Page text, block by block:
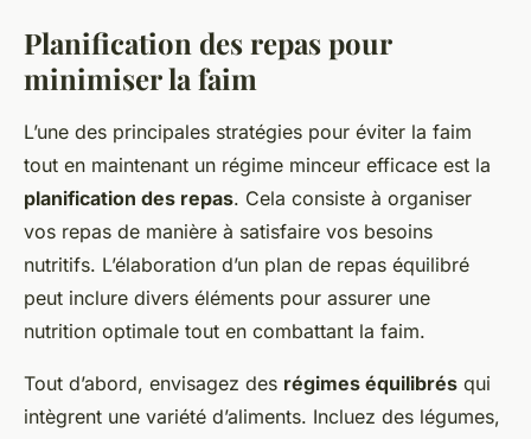
Planification des repas pour
minimiser la faim
L’une des principales stratégies pour éviter la faim
tout en maintenant un régime minceur efficace est la
planification des repas. Cela consiste à organiser
vos repas de manière à satisfaire vos besoins
nutritifs. L’élaboration d’un plan de repas équilibré
peut inclure divers éléments pour assurer une
nutrition optimale tout en combattant la faim.
Tout d’abord, envisagez des régimes équilibrés qui
intègrent une variété d’aliments. Incluez des légumes,